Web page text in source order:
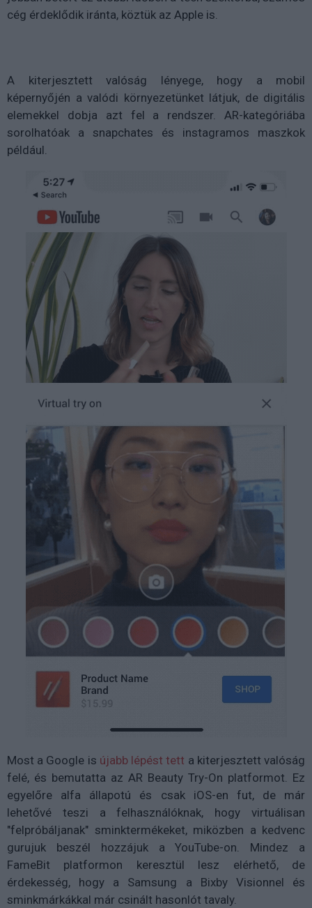
cég érdeklődik iránta, köztük az Apple is.
A kiterjesztett valóság lényege, hogy a mobil
képernyőjén a valódi környezetünket látjuk, de digitális
elemekkel dobja azt fel a rendszer. AR-kategóriába
sorolhatóak a snapchates és instagramos maszkok
például.
Most a Google is újabb lépést tett a kiterjesztett valóság
felé, és bemutatta az AR Beauty Try-On platformot. Ez
egyelőre alfa állapotú és csak iOS-en fut, de már
lehetővé teszi a felhasználóknak, hogy virtuálisan
"felpróbáljanak" sminktermékeket, miközben a kedvenc
gurujuk beszél hozzájuk a YouTube-on. Mindez a
FameBit platformon keresztül lesz elérhető, de
érdekesség, hogy a Samsung a Bixby Visionnel és
sminkmárkákkal már csinált hasonlót tavaly.